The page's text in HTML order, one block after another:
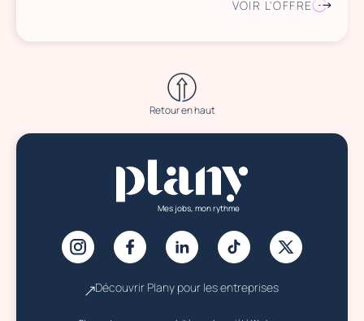
VOIR L'OFFRE
Retour en haut
Mes jobs, mon rythme
Découvrir Plany pour les entreprises